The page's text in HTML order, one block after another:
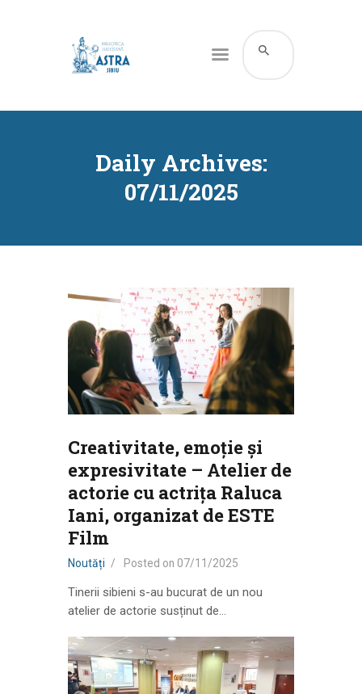
Daily Archives:
07/11/2025
CATALOG ONLINE
RESURSE
SERVICII
CONTACT
CONTUL MEU
Creativitate, emoție și
expresivitate – Atelier de
actorie cu actrița Raluca
Iani, organizat de ESTE
Film
Noutăți Posted on 07/11/2025
Tinerii sibieni s-au bucurat de un nou
atelier de actorie susținut de…